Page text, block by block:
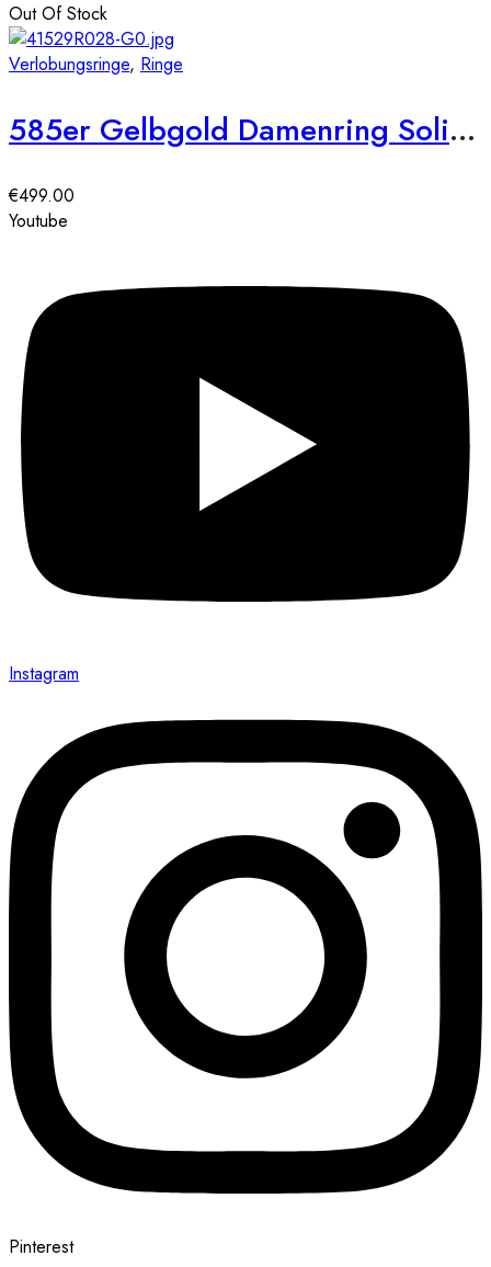
Out Of Stock
Verlobungsringe, Ringe
585er Gelbgold Damenring Solitair mit Zirkonia Square Gr. 54
€499.00
Youtube
Instagram
Pinterest